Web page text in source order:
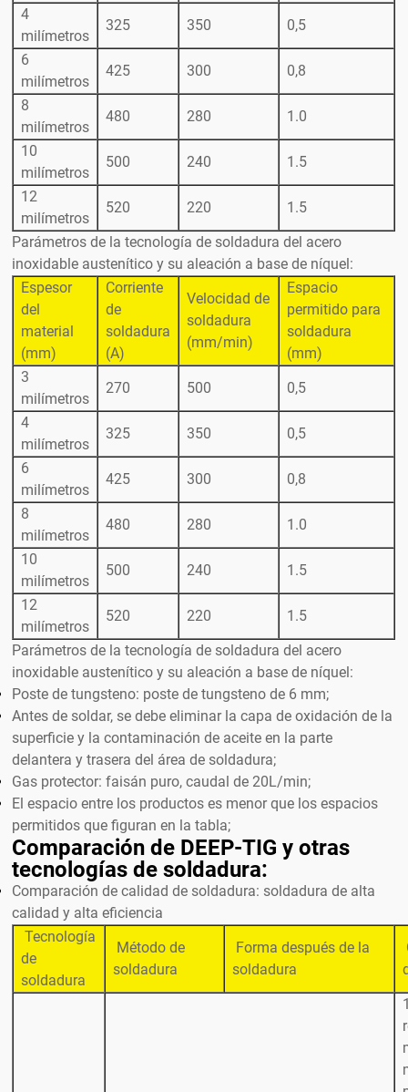
4
milímetros
325 350
0,5
6
milímetros
425 300
0,8
8
milímetros
480 280
1.0
10
milímetros
500 240
1.5
12
milímetros
520 220
1.5
Parámetros de la tecnología de soldadura del acero
inoxidable austenítico y su aleación a base de níquel:
Espesor
del
material
(mm)
Corriente
de
soldadura
(A)
Velocidad de
soldadura
(mm/min)
Espacio
permitido para
soldadura
(mm)
3
milímetros
270 500
0,5
4
milímetros
325 350
0,5
6
milímetros
425 300
0,8
8
milímetros
480 280
1.0
10
milímetros
500 240
1.5
12
milímetros
520 220
1.5
Parámetros de la tecnología de soldadura del acero
inoxidable austenítico y su aleación a base de níquel:
Poste de tungsteno: poste de tungsteno de 6 mm;
Antes de soldar, se debe eliminar la capa de oxidación de la
superficie y la contaminación de aceite en la parte
delantera y trasera del área de soldadura;
Gas protector: faisán puro, caudal de 20L/min;
El espacio entre los productos es menor que los espacios
permitidos que figuran en la tabla;
Comparación de DEEP-TIG y otras
tecnologías de soldadura:
Comparación de calidad de soldadura: soldadura de alta
calidad y alta eficiencia
Tecnología
de
soldadura
Método de
soldadura
Forma después de la
soldadura